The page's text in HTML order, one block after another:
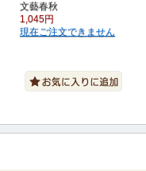
文藝春秋
1,045円
現在ご注文できません